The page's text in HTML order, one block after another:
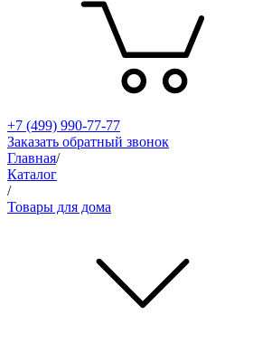
+7 (499) 990-77-77
Заказать обратный звонок
Главная/
Каталог
/
Товары для дома